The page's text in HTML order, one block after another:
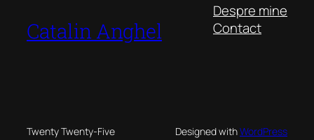
Catalin Anghel
Despre mine
Contact
Twenty Twenty-Five Designed withWordPress